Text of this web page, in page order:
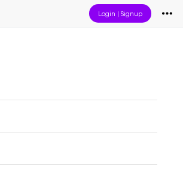
Login |Signup